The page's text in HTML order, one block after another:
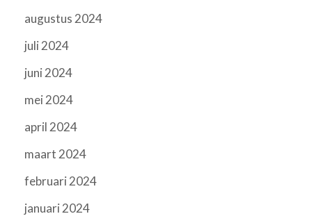
augustus 2024
juli 2024
juni 2024
mei 2024
april 2024
maart 2024
februari 2024
januari 2024